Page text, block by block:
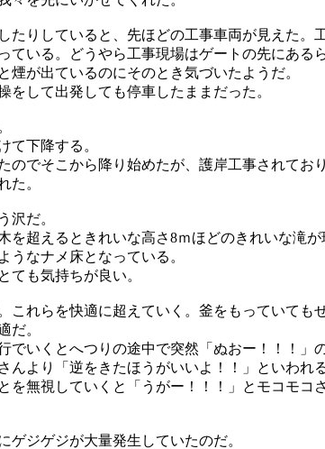
りしていると、先ほどの工事車両が見えた。
いる。どうやら工事現場はゲートの先にある
が出ているのにそのとき気づいたようだ。
して出発しても停車したままだった。
て下降する。
でそこから降り始めたが、護岸工事されてお
た。
沢だ。
超えるときれいな高さ8ｍほどのきれいな滝が
うなナメ床となっている。
ても気持ちが良い。
これらを快適に超えていく。釜をもっていても
だ。
いくとへつりの途中で突然「ぬおー！！！」
んより「逆をきたほうがいいよ！！」といわれ
を無視していくと「うがー！！！」とモコモコ
ジゲジが大量発生していたのだ。